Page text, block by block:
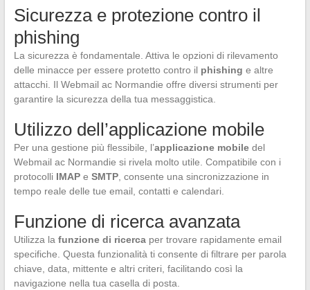
Sicurezza e protezione contro il
phishing
La sicurezza è fondamentale. Attiva le opzioni di rilevamento
delle minacce per essere protetto contro il phishing e altre
attacchi. Il Webmail ac Normandie offre diversi strumenti per
garantire la sicurezza della tua messaggistica.
Utilizzo dell’applicazione mobile
Per una gestione più flessibile, l’applicazione mobiledel
Webmail ac Normandie si rivela molto utile. Compatibile con i
protocolli IMAPe SMTP, consente una sincronizzazione in
tempo reale delle tue email, contatti e calendari.
Funzione di ricerca avanzata
Utilizza la funzione di ricercaper trovare rapidamente email
specifiche. Questa funzionalità ti consente di filtrare per parola
chiave, data, mittente e altri criteri, facilitando così la
navigazione nella tua casella di posta.